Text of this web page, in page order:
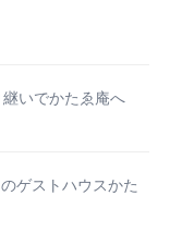
いでかたゑ庵へ
ゲストハウスかた